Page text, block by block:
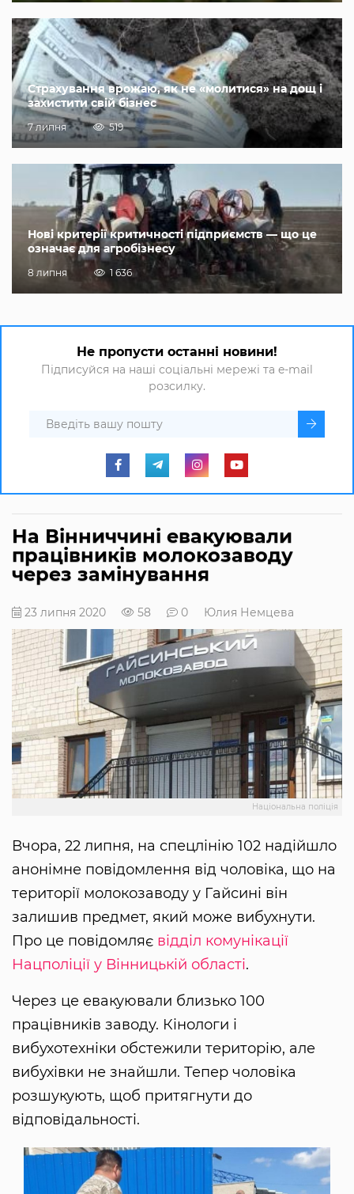
Страхування врожаю, як не «молитися» на дощ і
захистити свій бізнес
7 липня 519
Нові критерії критичності підприємств — що це
означає для агробізнесу
8 липня 1 636
Не пропусти останні новини!
Підписуйся на наші соціальні мережі та e-mail
розсилку.
На Вінниччині евакуювали
працівників молокозаводу
через замінування
23 липня 2020 58 0 Юлия Немцева
Національна поліція
Вчора, 22 липня, на спецлінію 102 надійшло
анонімне повідомлення від чоловіка, що на
території молокозаводу у Гайсині він
залишив предмет, який може вибухнути.
Про це повідомляє відділ комунікації
Нацполіції у Вінницькій області.
Через це евакуювали близько 100
працівників заводу. Кінологи і
вибухотехніки обстежили територію, але
вибухівки не знайшли. Тепер чоловіка
розшукують, щоб притягнути до
відповідальності.